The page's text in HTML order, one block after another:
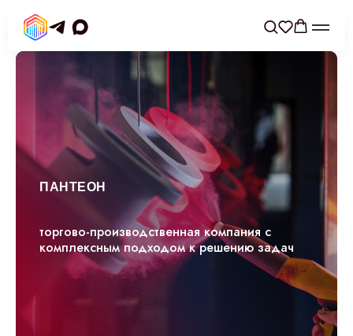
ПАНТЕОН
торгово-производственная компания с
комплексным подходом к решению задач